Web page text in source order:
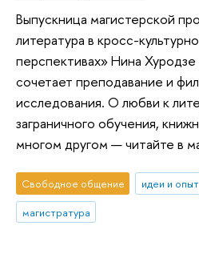
Выпускница магистерской
литература в кросс-
перспективах» Нина Хуродзе
сочетает преподавание и
исследования. О любви к
заграничного обучения,
многом другом — читайте в
Свободное общение идеи и опыт
магистратура